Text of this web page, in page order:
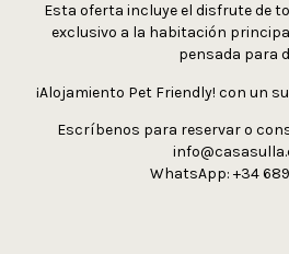
Esta oferta incluye el disfrute de
exclusivo a la habitación
pensada para
¡Alojamiento Pet Friendly! con un
Escríbenos para reservar o
WhatsApp: +34 689